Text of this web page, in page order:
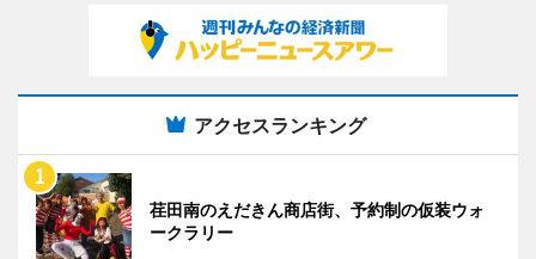
アクセスランキング
荏田南のえだきん商店街、予約制の仮装ウォ
ークラリー